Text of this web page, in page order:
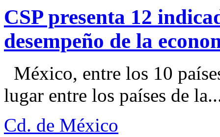
CSP presenta 12
desempeño de la
México, entre los 10
lugar entre los países de
Cd. de México